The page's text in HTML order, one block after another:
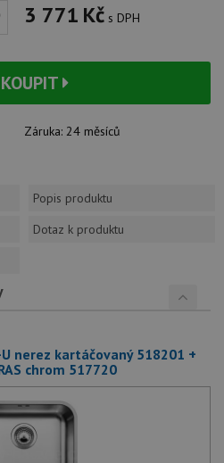
3 771 Kč s DPH
KOUPIT
Záruka: 24 měsíců
Popis produktu
Dotaz k produktu
U nerez kartáčovaný 518201 +
chrom 517720